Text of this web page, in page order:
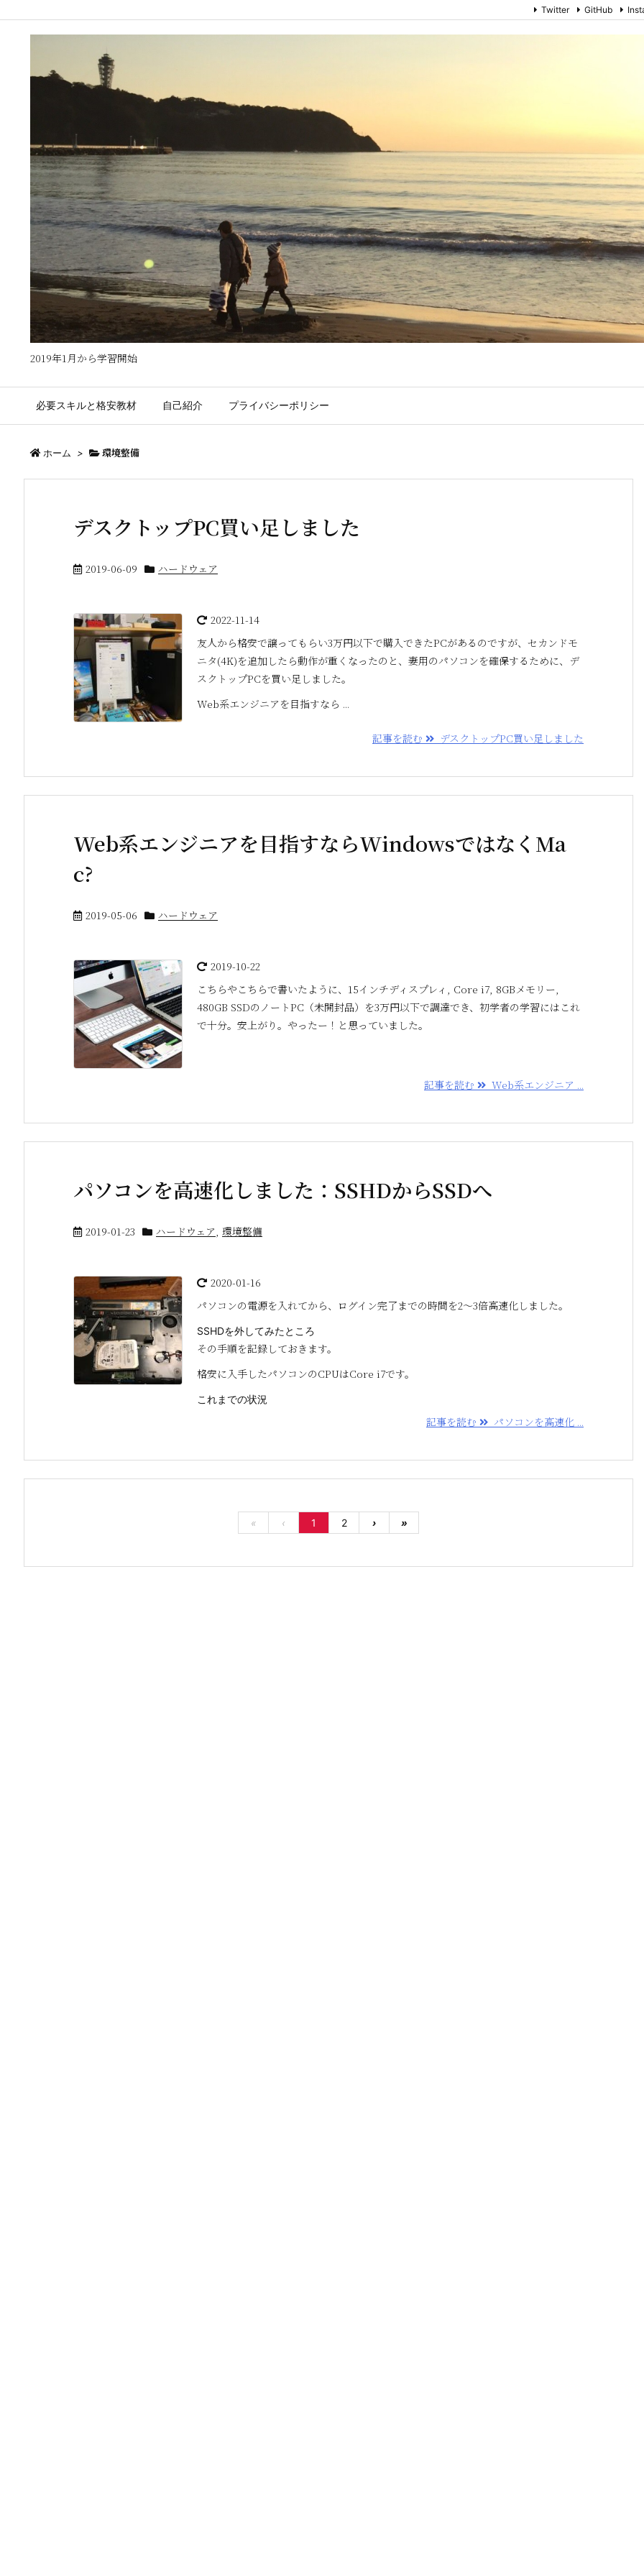
2019年1月から学習開始
必要スキルと格安教材 自己紹介 プライバシーポリシー
Twitter GitHub
ホーム > 環境整備
デスクトップPC買い足しました
2019-06-09 ハードウェア
2022-11-14
友人から格安で譲ってもらい3万円以下で購入できたPCがあるのですが、セカンドモ
ニタ(4K)を追加したら動作が重くなったのと、妻用のパソコンを確保するために、デ
スクトップPCを買い足しました。
Web系エンジニアを目指すなら ...
記事を読む デスクトップPC買い足しました
Web系エンジニアを目指すならWindowsではなくMa
c?
2019-05-06 ハードウェア
2019-10-22
こちらやこちらで書いたように、15インチディスプレィ, Core i7, 8GBメモリー,
480GB SSDのノートPC（未開封品）を3万円以下で調達でき、初学者の学習にはこれ
で十分。安上がり。やったー！と思っていました。
記事を読む Web系エンジニア ...
パソコンを高速化しました：SSHDからSSDへ
2019-01-23 ハードウェア, 環境整備
2020-01-16
パソコンの電源を入れてから、ログイン完了までの時間を2～3倍高速化しました。
SSHDを外してみたところ
その手順を記録しておきます。
格安に入手したパソコンのCPUはCore i7です。
これまでの状況
記事を読む パソコンを高速化 ...
« ‹ 1 2 › »